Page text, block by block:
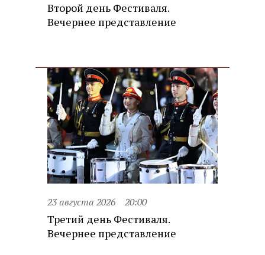
Второй день Фестиваля.
Вечернее представление
23 августа 2026 20:00
Третий день Фестиваля.
Вечернее представление